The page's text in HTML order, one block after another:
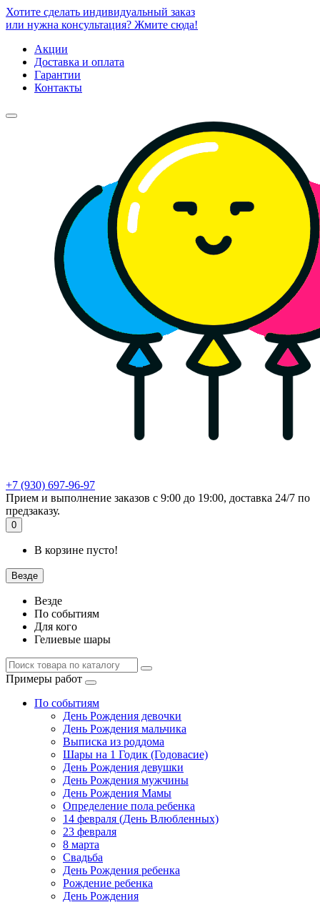
Хотите сделать индивидуальный заказ
или нужна консультация? Жмите сюда!
Акции
Доставка и оплата
Гарантии
Контакты
+7 (930) 697-96-97
Прием и выполнение заказов с 9:00 до 19:00, доставка 24/7 по
предзаказу.
0
В корзине пусто!
Везде
Везде
По событиям
Для кого
Гелиевые шары
Примеры работ
По событиям
День Рождения девочки
День Рождения мальчика
Выписка из роддома
Шары на 1 Годик (Годовасие)
День Рождения девушки
День Рождения мужчины
День Рождения Мамы
Определение пола ребенка
14 февраля (День Влюбленных)
23 февраля
8 марта
Свадьба
День Рождения ребенка
Рождение ребенка
День Рождения